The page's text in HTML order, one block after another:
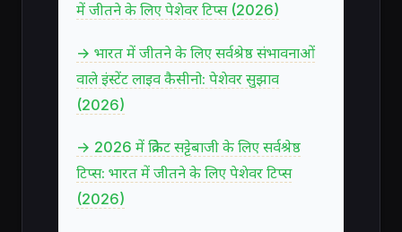
में जीतने के लिए पेशेवर टिप्स (2026)
→ भारत में जीतने के लिए सर्वश्रेष्ठ संभावनाओं
वाले इंस्टेंट लाइव कैसीनो: पेशेवर सुझाव
(2026)
→ 2026 में क्रिकेट सट्टेबाजी के लिए सर्वश्रेष्ठ
टिप्स: भारत में जीतने के लिए पेशेवर टिप्स
(2026)